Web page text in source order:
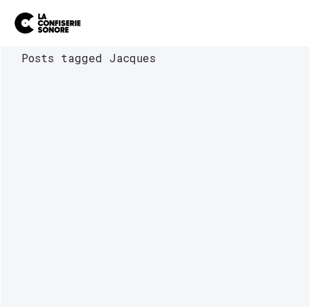
Posts tagged Jacques